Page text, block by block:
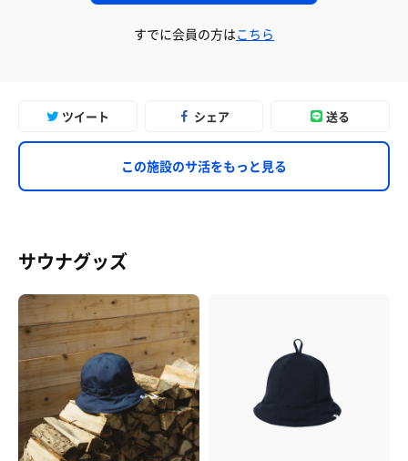
すでに会員の方はこちら
ツイート シェア 送る
この施設のサ活をもっと見る
サウナグッズ